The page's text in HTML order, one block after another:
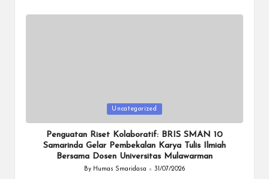
Posted
in
Uncategorized
Penguatan Riset Kolaboratif: BRIS SMAN 10
Samarinda Gelar Pembekalan Karya Tulis Ilmiah
Bersama Dosen Universitas Mulawarman
Posted
By Humas Smaridasa 31/07/2026